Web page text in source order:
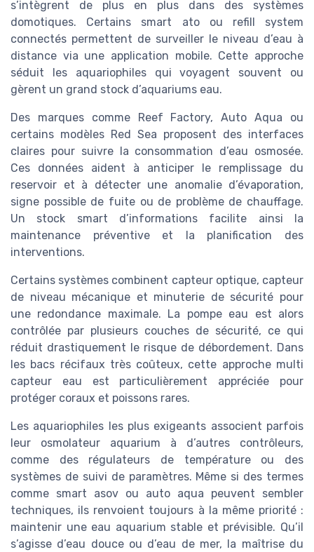
s’intègrent de plus en plus dans des systèmes
domotiques. Certains smart ato ou refill system
connectés permettent de surveiller le niveau d’eau à
distance via une application mobile. Cette approche
séduit les aquariophiles qui voyagent souvent ou
gèrent un grand stock d’aquariums eau.
Des marques comme Reef Factory, Auto Aqua ou
certains modèles Red Sea proposent des interfaces
claires pour suivre la consommation d’eau osmosée.
Ces données aident à anticiper le remplissage du
reservoir et à détecter une anomalie d’évaporation,
signe possible de fuite ou de problème de chauffage.
Un stock smart d’informations facilite ainsi la
maintenance préventive et la planification des
interventions.
Certains systèmes combinent capteur optique, capteur
de niveau mécanique et minuterie de sécurité pour
une redondance maximale. La pompe eau est alors
contrôlée par plusieurs couches de sécurité, ce qui
réduit drastiquement le risque de débordement. Dans
les bacs récifaux très coûteux, cette approche multi
capteur eau est particulièrement appréciée pour
protéger coraux et poissons rares.
Les aquariophiles les plus exigeants associent parfois
leur osmolateur aquarium à d’autres contrôleurs,
comme des régulateurs de température ou des
systèmes de suivi de paramètres. Même si des termes
comme smart asov ou auto aqua peuvent sembler
techniques, ils renvoient toujours à la même priorité :
maintenir une eau aquarium stable et prévisible. Qu’il
s’agisse d’eau douce ou d’eau de mer, la maîtrise du